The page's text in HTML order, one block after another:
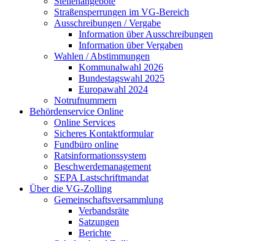
Straßensperrungen im VG-Bereich
Ausschreibungen / Vergabe
Information über Ausschreibungen
Information über Vergaben
Wahlen / Abstimmungen
Kommunalwahl 2026
Bundestagswahl 2025
Europawahl 2024
Notrufnummern
Behördenservice Online
Online Services
Sicheres Kontaktformular
Fundbüro online
Ratsinformationssystem
Beschwerdemanagement
SEPA Lastschriftmandat
Über die VG-Zolling
Gemeinschaftsversammlung
Verbandsräte
Satzungen
Berichte